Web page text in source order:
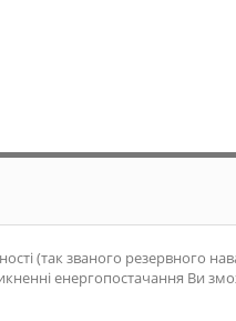
(так званого резервного
енергопостачання Ви